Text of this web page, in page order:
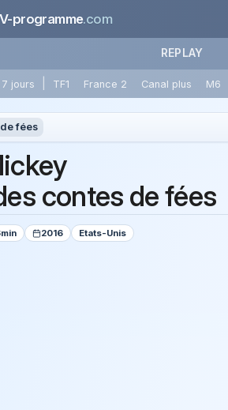
programme.com
REPLAY
jours TF1 France 2 Canal plus M6
fées
contes de fées
2016 Etats-Unis